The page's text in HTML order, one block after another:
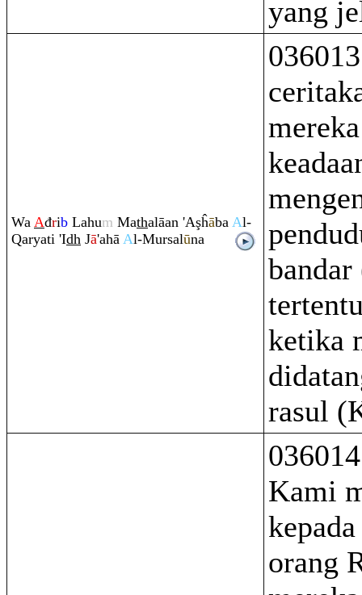
yang
Wa Ađrib Lahum Mathalāan 'Aşĥāba Al-
Qaryati 'Idh Jā'ahā Al-Mursalūna
bandar
ketika
rasul
Kami
orang